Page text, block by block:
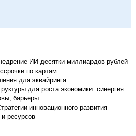
ИИ десятки миллиардов рублей
по картам
для эквайринга
для роста экономики: синергия
барьеры
инновационного развития
ресурсов